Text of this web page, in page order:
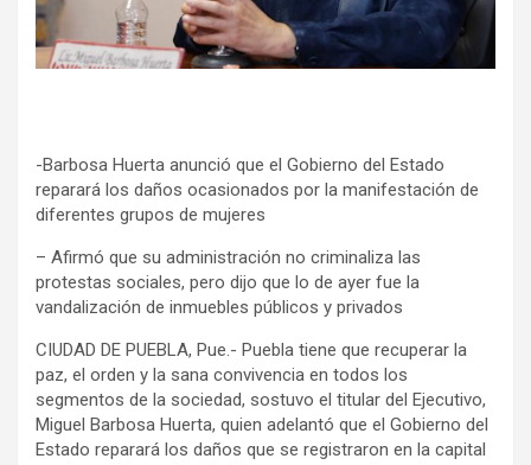
-Barbosa Huerta anunció que el Gobierno del Estado
reparará los daños ocasionados por la manifestación de
diferentes grupos de mujeres
– Afirmó que su administración no criminaliza las
protestas sociales, pero dijo que lo de ayer fue la
vandalización de inmuebles públicos y privados
CIUDAD DE PUEBLA, Pue.- Puebla tiene que recuperar la
paz, el orden y la sana convivencia en todos los
segmentos de la sociedad, sostuvo el titular del Ejecutivo,
Miguel Barbosa Huerta, quien adelantó que el Gobierno del
Estado reparará los daños que se registraron en la capital